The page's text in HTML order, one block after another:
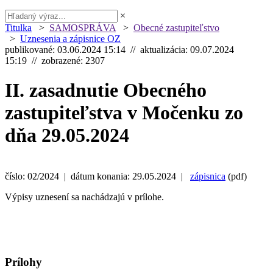
×
Titulka > SAMOSPRÁVA > Obecné zastupiteľstvo
> Uznesenia a zápisnice OZ
publikované: 03.06.2024 15:14 // aktualizácia: 09.07.2024
15:19 // zobrazené: 2307
II. zasadnutie Obecného
zastupiteľstva v Močenku zo
dňa 29.05.2024
číslo: 02/2024 | dátum konania: 29.05.2024 | zápisnica (pdf)
Výpisy uznesení sa nachádzajú v prílohe.
Prílohy